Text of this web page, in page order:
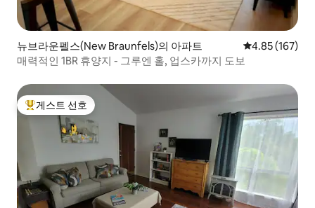
뉴브라운펠스(New Braunfels)의 아파트 평점 4.85점(5
4.85 (167)
매력적인 1BR 휴양지 - 그루엔 홀, 업스카까지 도보
상위 게스트 선호
게스트 선호